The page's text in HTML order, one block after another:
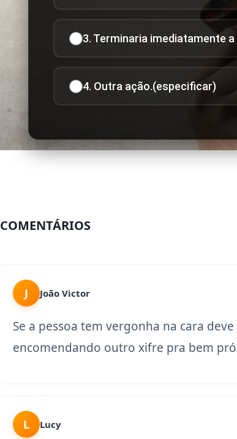
3. Terminaria imediatamente
4. Outra ação.(especificar)
COMENTÁRIOS
J João Victor
Se a pessoa tem vergonha na cara
encomendando outro xifre pra bem
L Lucy